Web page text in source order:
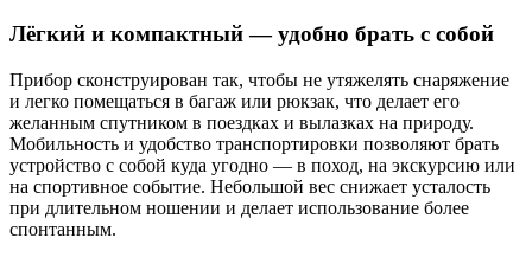
Лёгкий и компактный — удобно брать с собой
Прибор сконструирован так, чтобы не утяжелять снаряжение
и легко помещаться в багаж или рюкзак, что делает его
желанным спутником в поездках и вылазках на природу.
Мобильность и удобство транспортировки позволяют брать
устройство с собой куда угодно — в поход, на экскурсию или
на спортивное событие. Небольшой вес снижает усталость
при длительном ношении и делает использование более
спонтанным.